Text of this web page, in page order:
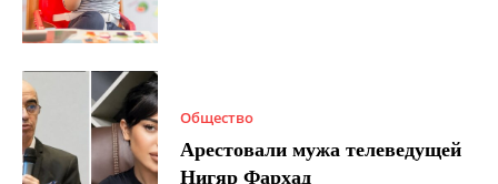
Общество
Арестовали мужа телеведущей
Нигяр Фархад